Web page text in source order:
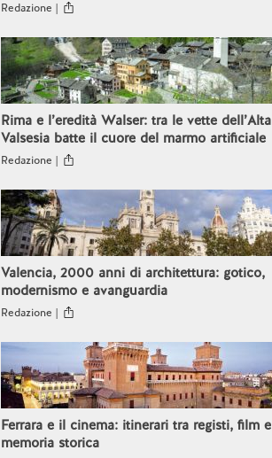
Redazione |
Rima e l’eredità Walser: tra le vette dell’Alta
Valsesia batte il cuore del marmo artificiale
Redazione |
Valencia, 2000 anni di architettura: gotico,
modernismo e avanguardia
Redazione |
Ferrara e il cinema: itinerari tra registi, film e
memoria storica